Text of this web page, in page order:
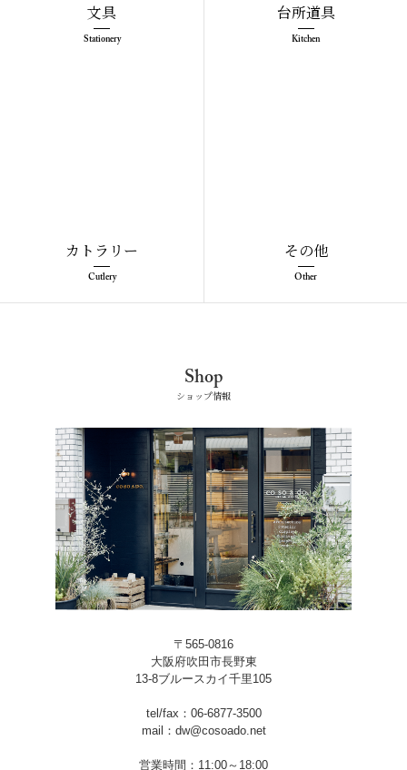
文具
Stationery
台所道具
Kitchen
カトラリー
Cutlery
その他
Other
Shop
ショップ情報
〒565-0816
大阪府吹田市長野東
13-8ブルースカイ千里105
tel/fax：06-6877-3500
mail：dw@cosoado.net
営業時間：11:00～18:00